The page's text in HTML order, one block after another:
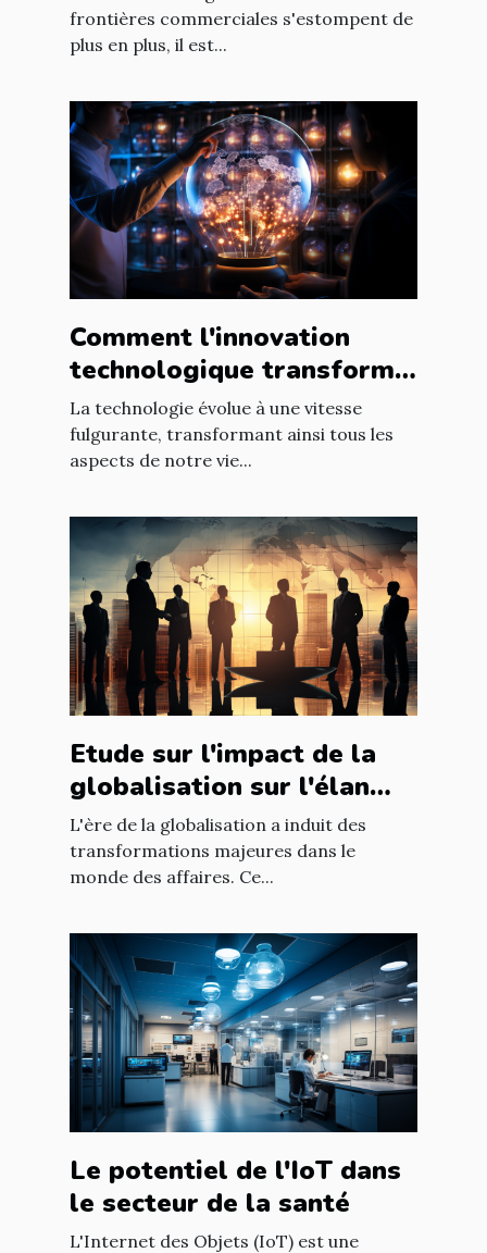
en ligne
frontières commerciales s'estompent de
plus en plus, il est...
Comment l'innovation
technologique transforme
les entreprises à l'échelle
mondiale
La technologie évolue à une vitesse
fulgurante, transformant ainsi tous les
aspects de notre vie...
Etude sur l'impact de la
globalisation sur l'élan
des affaires
L'ère de la globalisation a induit des
transformations majeures dans le
monde des affaires. Ce...
Le potentiel de l'IoT dans
le secteur de la santé
L'Internet des Objets (IoT) est une